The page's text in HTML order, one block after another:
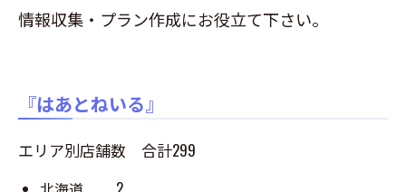
情報収集・プラン作成にお役立て下さい。
『はあとねいる』
エリア別店舗数 合計299